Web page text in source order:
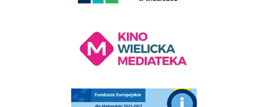
Punkt Obsługi Ekodoradcy Wieliczka